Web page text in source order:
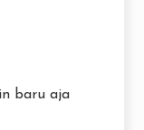
baru aja